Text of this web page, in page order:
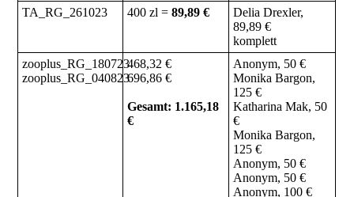
TA_RG_261023
400 zl =89,89 €
Delia Drexler,
89,89 €
komplett
zooplus_RG_180723
zooplus_RG_040823
468,32 €
696,86 €
Gesamt: 1.165,18
€
Anonym, 50 €
Monika Bargon,
125 €
Katharina Mak, 50
€
Monika Bargon,
125 €
Anonym, 50 €
Anonym, 50 €
Anonym, 100 €